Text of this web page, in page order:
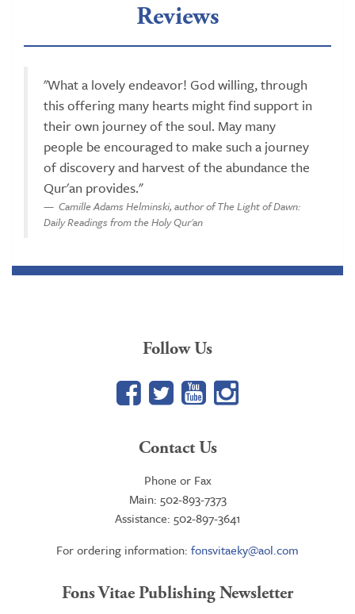
Reviews
"What a lovely endeavor! God willing, through
this offering many hearts might find support in
their own journey of the soul. May many
people be encouraged to make such a journey
of discovery and harvest of the abundance the
Qur'an provides."
Camille Adams Helminski, author of The Light of Dawn:
Daily Readings from the Holy Qur'an
Follow Us
Facebook
TwitterYouTube
Google+
Contact Us
Phone or Fax
Main: 502-893-7373
Assistance: 502-897-3641
For ordering information: fonsvitaeky@aol.com
Fons Vitae Publishing Newsletter